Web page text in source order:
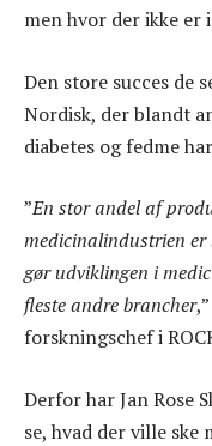
men hvor der ikke
Den store succes de
Nordisk, der blandt
diabetes og fedme
”En stor andel af
medicinalindustrien er
gør udviklingen i
fleste andre brancher
forskningschef i
Derfor har Jan Rose
se, hvad der ville ske